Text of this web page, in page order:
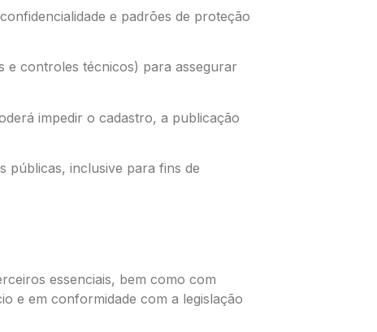
e padrões de proteção
e controles técnicos) para assegurar
impedir o cadastro, a publicação
públicas, inclusive para fins de
essenciais, bem como com
e em conformidade com a legislação